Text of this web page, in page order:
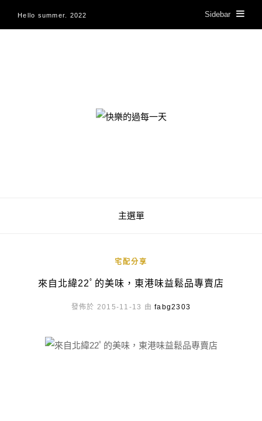
Hello summer. 2022 Sidebar
快樂的過每一天
主選單
宅配分享
來自北緯22ﾟ的美味，東港味益鬆品專賣店
發佈於 2015-11-13 由fabg2303